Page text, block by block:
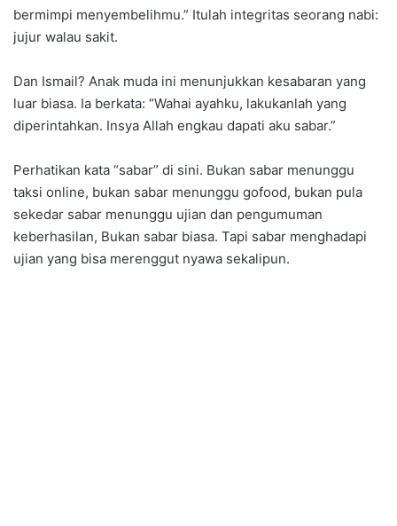
bermimpi menyembelihmu.” Itulah integritas seorang nabi:
jujur walau sakit.
Dan Ismail? Anak muda ini menunjukkan kesabaran yang
luar biasa. Ia berkata: “Wahai ayahku, lakukanlah yang
diperintahkan. Insya Allah engkau dapati aku sabar.”
Perhatikan kata “sabar” di sini. Bukan sabar menunggu
taksi online, bukan sabar menunggu gofood, bukan pula
sekedar sabar menunggu ujian dan pengumuman
keberhasilan, Bukan sabar biasa. Tapi sabar menghadapi
ujian yang bisa merenggut nyawa sekalipun.